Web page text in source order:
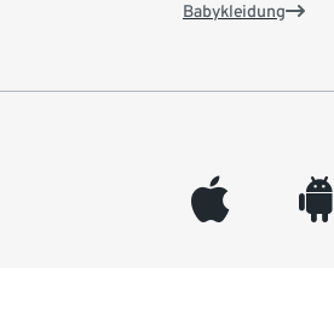
Babykleidung
appleinc